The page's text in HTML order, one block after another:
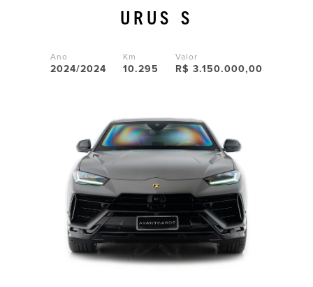
URUS S
Ano
2024/2024
Km
10.295
Valor
R$ 3.150.000,00